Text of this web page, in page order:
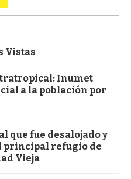
Vistas
Inumet
a la población por
que fue desalojado y
principal refugio de
Vieja